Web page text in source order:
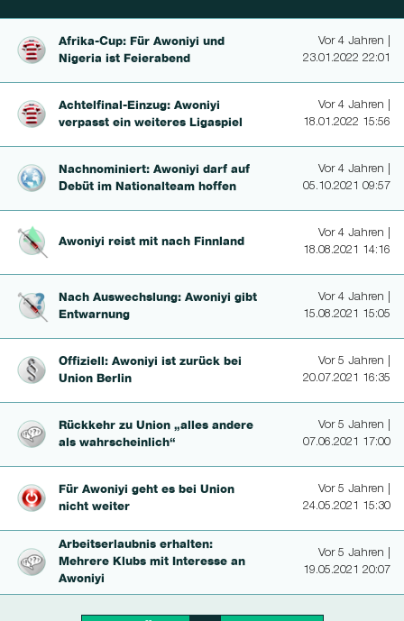
Afrika-Cup: Für Awoniyi und
Nigeria ist Feierabend
Vor 4 Jahren |
23.01.2022 22:01
Achtelfi­nal-Ein­zug: Awoniyi
verpasst ein weiteres Ligaspiel
Vor 4 Jahren |
18.01.2022 15:56
Nachnomi­niert: Awoniyi darf auf
Debüt im Nationalteam hoffen
Vor 4 Jahren |
05.10.2021 09:57
Awoniyi reist mit nach Finnland
Vor 4 Jahren |
18.08.2021 14:16
Nach Aus­wechslung: Awoniyi gibt
Entwarnung
Vor 4 Jahren |
15.08.2021 15:05
Offiziell: Awoniyi ist zurück bei
Union Berlin
Vor 5 Jahren |
20.07.2021 16:35
Rückkehr zu Union „alles andere
als wahrschein­lich“
Vor 5 Jahren |
07.06.2021 17:00
Für Awoniyi geht es bei Union
nicht weiter
Vor 5 Jahren |
24.05.2021 15:30
Ar­beits­erlaub­nis erhalten:
Mehrere Klubs mit Interesse an
Awoniyi
Vor 5 Jahren |
19.05.2021 20:07